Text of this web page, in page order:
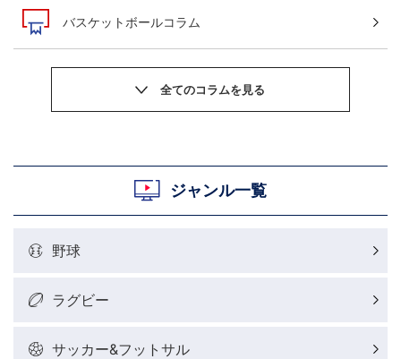
バスケットボールコラム
村上晃一ラグビーコラム
ラグビーレポート
野球好きコラム
ジャンル一覧
野球
ラグビー
サッカー&フットサル